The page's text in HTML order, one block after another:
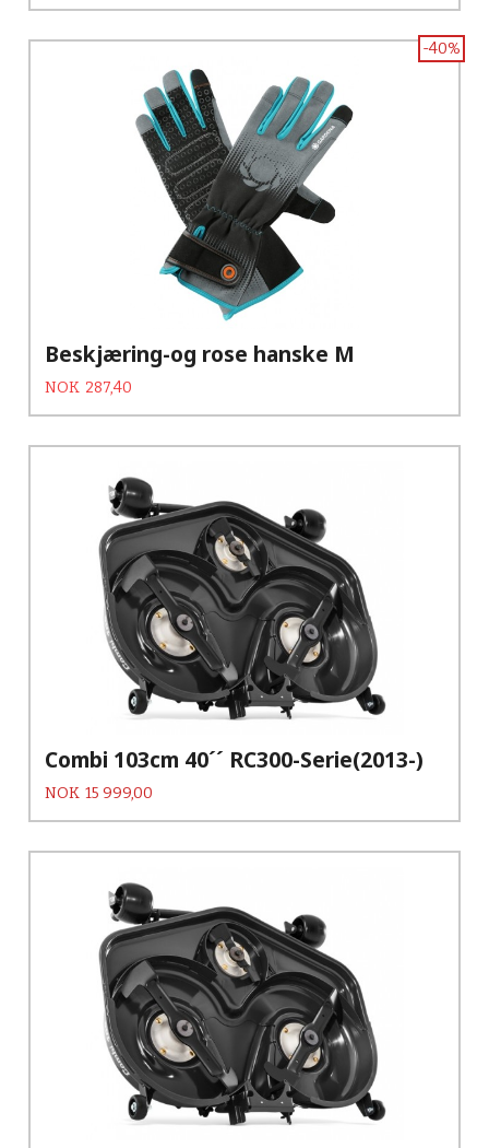
Beskjæring-og rose hanske M
Tilbud
NOK 287,40Rabatt
-40%
Combi 103cm 40´´ RC300-Serie(2013-)
Pris
NOK 15 999,00